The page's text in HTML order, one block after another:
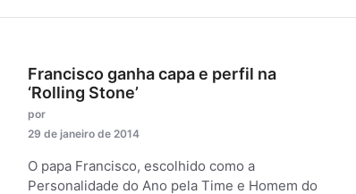
Francisco ganha capa e perfil na
‘Rolling Stone’
por
29 de janeiro de 2014
O papa Francisco, escolhido como a
Personalidade do Ano pela Time e Homem do